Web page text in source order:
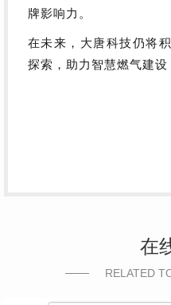
牌影响力。
在未来，大唐科技仍将
探索，助力智慧燃气建设
在
RELATED